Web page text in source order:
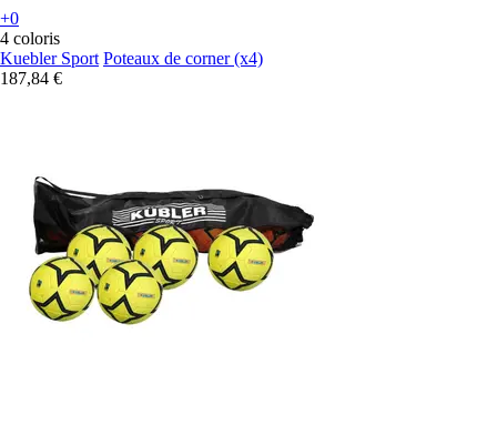
+0
4 coloris
Kuebler Sport Poteaux de corner (x4)
187,84 €